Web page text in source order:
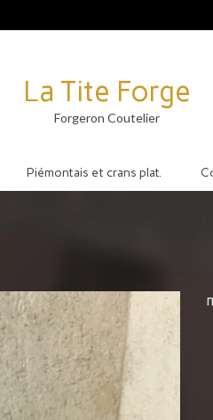
La Tite Forge
Forgeron Coutelier
Piémontais et crans plat.